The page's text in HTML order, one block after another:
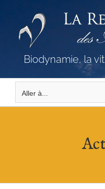
contenu
Biodynamie, la
Aller à...